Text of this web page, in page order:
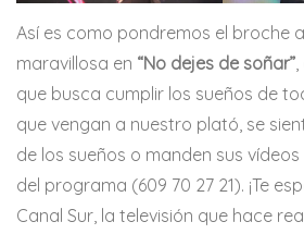
Así es como pondremos el broche
maravillosa en “No dejes de soñar”
que busca cumplir los sueños de
que vengan a nuestro plató, se
de los sueños o manden sus
del programa (609 70 27 21). ¡Te
Canal Sur, la televisión que hace